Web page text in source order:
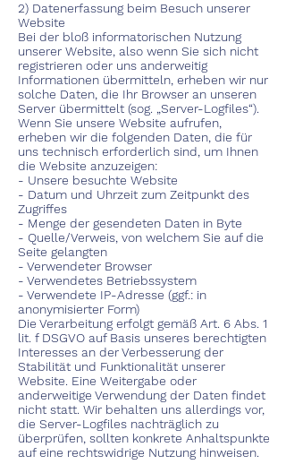
2) Datenerfassung beim Besuch unserer
Website
Bei der bloß informatorischen Nutzung
unserer Website, also wenn Sie sich nicht
registrieren oder uns anderweitig
Informationen übermitteln, erheben wir nur
solche Daten, die Ihr Browser an unseren
Server übermittelt (sog. „Server-Logfiles“).
Wenn Sie unsere Website aufrufen,
erheben wir die folgenden Daten, die für
uns technisch erforderlich sind, um Ihnen
die Website anzuzeigen:
- Unsere besuchte Website
- Datum und Uhrzeit zum Zeitpunkt des
Zugriffes
- Menge der gesendeten Daten in Byte
- Quelle/Verweis, von welchem Sie auf die
Seite gelangten
- Verwendeter Browser
- Verwendetes Betriebssystem
- Verwendete IP-Adresse (ggf.: in
anonymisierter Form)
Die Verarbeitung erfolgt gemäß Art. 6 Abs. 1
lit. f DSGVO auf Basis unseres berechtigten
Interesses an der Verbesserung der
Stabilität und Funktionalität unserer
Website. Eine Weitergabe oder
anderweitige Verwendung der Daten findet
nicht statt. Wir behalten uns allerdings vor,
die Server-Logfiles nachträglich zu
überprüfen, sollten konkrete Anhaltspunkte
auf eine rechtswidrige Nutzung hinweisen.